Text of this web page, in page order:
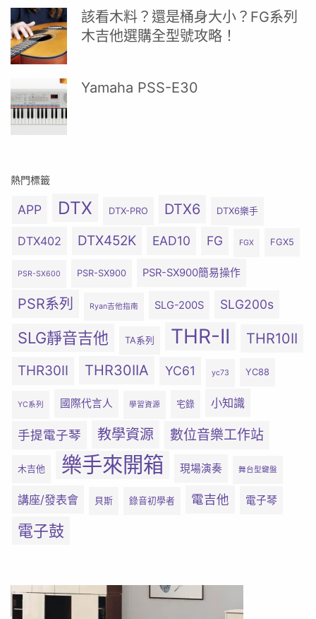
該看木料？還是桶身大小？FG系列
木吉他選購全型號攻略！
Yamaha PSS-E30
熱門標籤
APP DTX DTX-PRO DTX6 DTX6樂手
DTX402 DTX452K EAD10 FG FGX FGX5
PSR-SX600 PSR-SX900 PSR-SX900簡易操作
PSR系列 Ryan吉他指南 SLG-200S SLG200s
SLG靜音吉他 TA系列 THR-II THR10II
THR30II THR30IIA YC61 yc73 YC88
YC系列 國際代言人 學習資源 宅錄 小知識
手提電子琴 教學資源 數位音樂工作站
木吉他 樂手來開箱 現場演奏 舞台型鍵盤
講座/發表會 貝斯 錄音初學者 電吉他 電子琴
電子鼓